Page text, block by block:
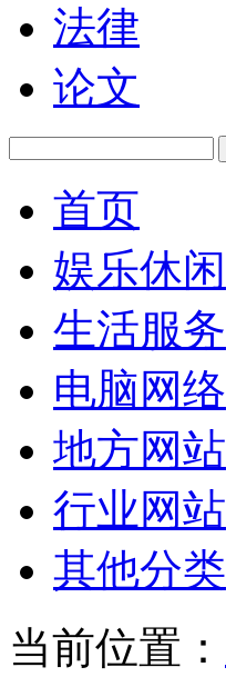
法律
论文
首页
娱乐休闲
生活服务
电脑网络
地方网站
行业网站
其他分类
当前位置：